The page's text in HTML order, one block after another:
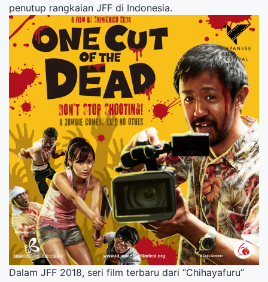
penutup rangkaian JFF di Indonesia.
Dalam JFF 2018, seri film terbaru dari “Chihayafuru”